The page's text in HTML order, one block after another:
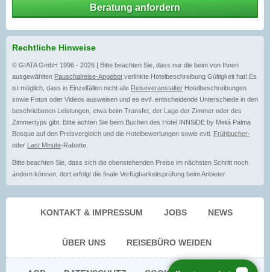
Beratung anfordern
Rechtliche Hinweise
© GIATA GmbH 1996 - 2026 | Bitte beachten Sie, dass nur die beim von Ihnen
ausgewählten Pauschalreise-Angebot verlinkte Hotelbeschreibung Gültigkeit hat! Es
ist möglich, dass in Einzelfällen nicht alle Reiseveranstalter Hotelbeschreibungen
sowie Fotos oder Videos ausweisen und es evtl. entscheidende Unterschiede in den
beschriebenen Leistungen, etwa beim Transfer, der Lage der Zimmer oder des
Zimmertyps gibt. Bitte achten Sie beim Buchen des Hotel INNSiDE by Meliá Palma
Bosque auf den Preisvergleich und die Hotelbewertungen sowie evtl. Frühbucher-
oder Last Minute-Rabatte.
Bitte beachten Sie, dass sich die obenstehenden Preise im nächsten Schritt noch
ändern können, dort erfolgt die finale Verfügbarkeitsprüfung beim Anbieter.
KONTAKT & IMPRESSUM JOBS NEWS
ÜBER UNS REISEBÜRO WEIDEN